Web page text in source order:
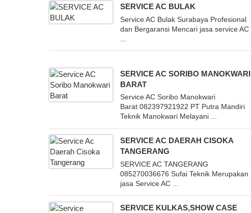
SERVICE AC BULAK
Service AC Bulak Surabaya Profesional
dan Bergaransi Mencari jasa service AC
SERVICE AC SORIBO MANOKWARI
BARAT
Service AC Soribo Manokwari
Barat 082397921922 PT Putra Mandiri
Teknik Manokwari Melayani ...
SERVICE AC DAERAH CISOKA
TANGERANG
SERVICE AC TANGERANG
085270036676 Sufai Teknik Merupakan
jasa Service AC ...
SERVICE KULKAS,SHOW CASE